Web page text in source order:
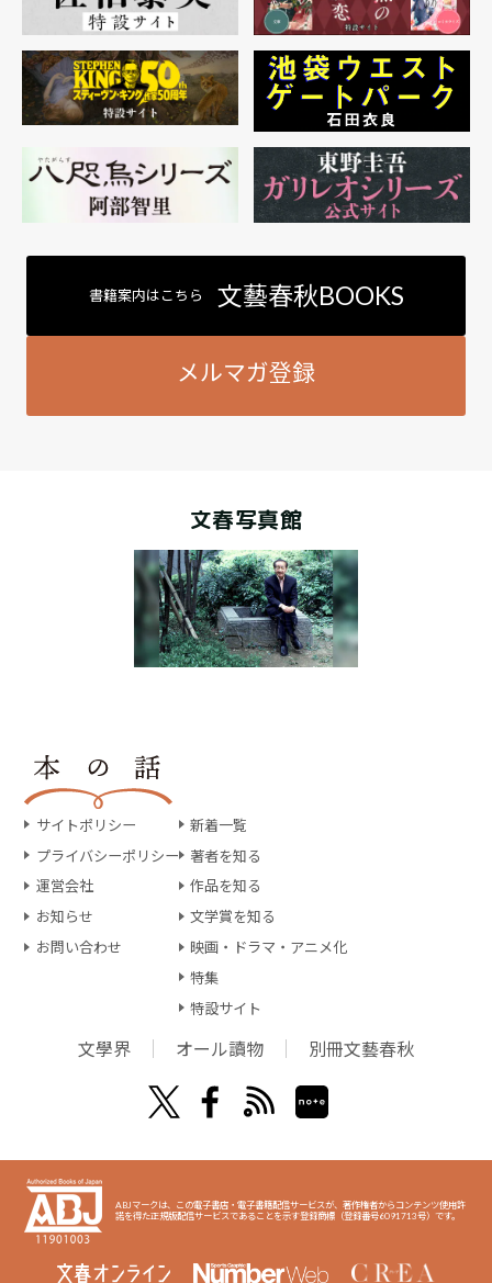
書籍案内はこちら 文藝春秋BOOKS
メルマガ登録
文春写真館
サイトポリシー
プライバシーポリシー
運営会社
お知らせ
お問い合わせ
新着一覧
著者を知る
作品を知る
文学賞を知る
映画・ドラマ・アニメ化
特集
特設サイト
文學界 オール讀物 別冊文藝春秋
ABJマークは、この電子書店・電子書籍配信サービスが、著作権者からコンテンツ使用許
諾を得た正規版配信サービスであることを示す登録商標（登録番号6091713号）です。